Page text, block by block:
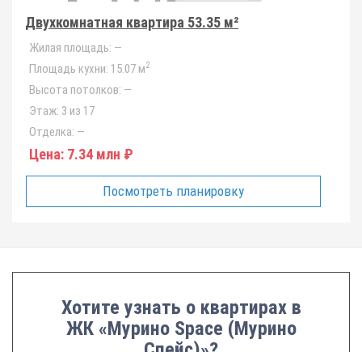
Двухкомнатная квартира 53.35 м²
Жилая площадь: —
Площадь кухни: 15.07 м2
Высота потолков: —
Этаж: 3 из 17
Отделка: —
Цена: 7.34 млн ₽
Посмотреть планировку
Хотите узнать о квартирах в
ЖК «Мурино Space (Мурино